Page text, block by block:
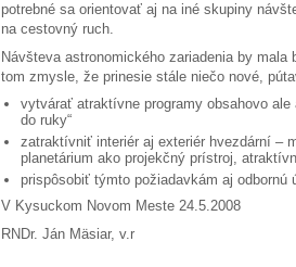
potrebné sa orientovať aj na iné skupiny
na cestovný ruch.
Návšteva astronomického zariadenia by
tom zmysle, že prinesie stále niečo nové,
vytvárať atraktívne programy obsahovo
do ruky“
zatraktívniť interiér aj exteriér hvezdární –
planetárium ako projekčný prístroj,
prispôsobiť týmto požiadavkám aj odbornú
V Kysuckom Novom Meste 24.5.2008
RNDr. Ján Mäsiar, v.r